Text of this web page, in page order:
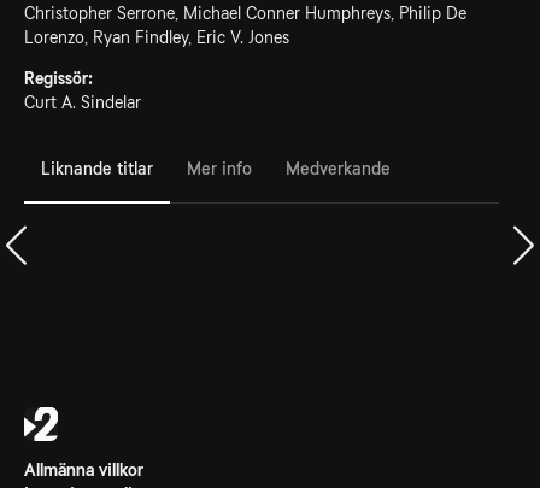
Christopher Serrone, Michael Conner Humphreys, Philip De
Lorenzo, Ryan Findley, Eric V. Jones
Regissör:
Curt A. Sindelar
Liknande titlar Mer info Medverkande
Allmänna villkor